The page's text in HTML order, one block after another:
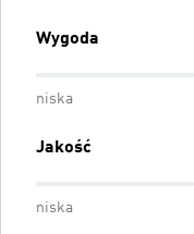
Wygoda
niska
Jakość
niska